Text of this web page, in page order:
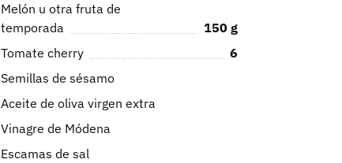
Melón u otra fruta de
temporada
150 g
Tomate cherry
6
Semillas de sésamo
Aceite de oliva virgen extra
Vinagre de Módena
Escamas de sal